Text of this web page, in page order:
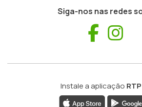
Siga-nos nas redes
Instale a aplicação